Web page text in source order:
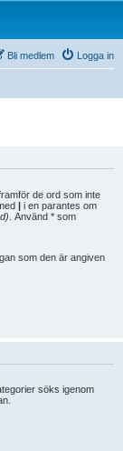
Logga in
Bli medlem
de ord som inte
| i en parantes om
. Använd * som
som den är angiven
söks igenom